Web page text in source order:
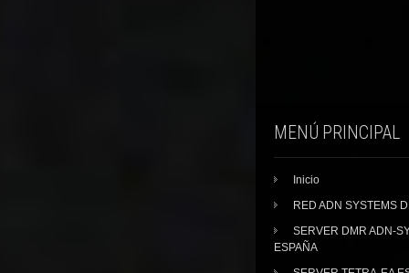
MENÚ PRINCIPAL
Inicio
RED ADN SYSTEMS
SERVER DMR ADN-
ESPAÑA